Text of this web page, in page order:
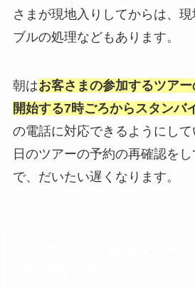
さまが現地入りしてからは、
ブルの処理などもあります。
朝はお客さまの参加するツア
開始する7時ごろからスタンバ
の電話に対応できるようにし
日のツアーの予約の再確認を
で、だいたい遅くなります。